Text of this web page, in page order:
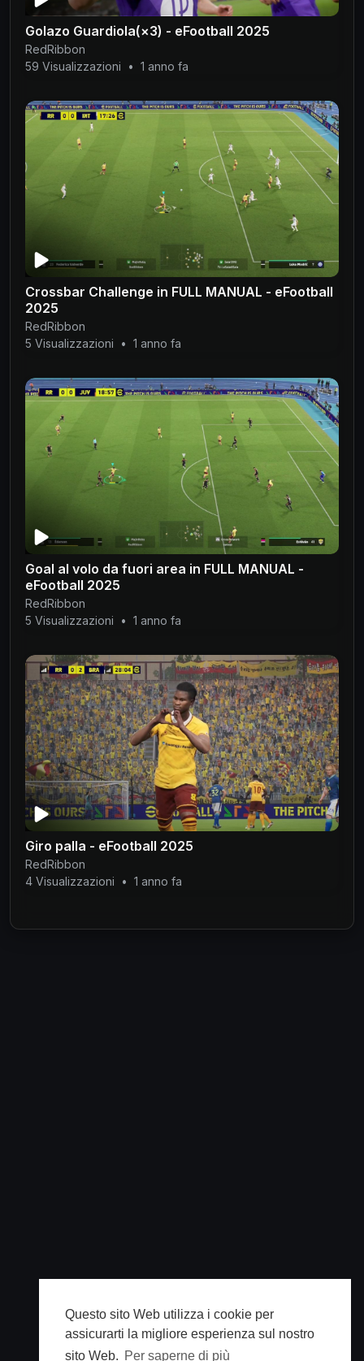
Questo sito Web utilizza i cookie per
assicurarti la migliore esperienza sul nostro
sito Web. Per saperne di più
Golazo Guardiola(×3) - eFootball 2025
RedRibbon
59 Visualizzazioni
• 1 anno fa
Crossbar Challenge in FULL MANUAL - eFootball
2025
RedRibbon
5 Visualizzazioni
• 1 anno fa
Goal al volo da fuori area in FULL MANUAL -
eFootball 2025
RedRibbon
5 Visualizzazioni
• 1 anno fa
Giro palla - eFootball 2025
RedRibbon
4 Visualizzazioni
• 1 anno fa